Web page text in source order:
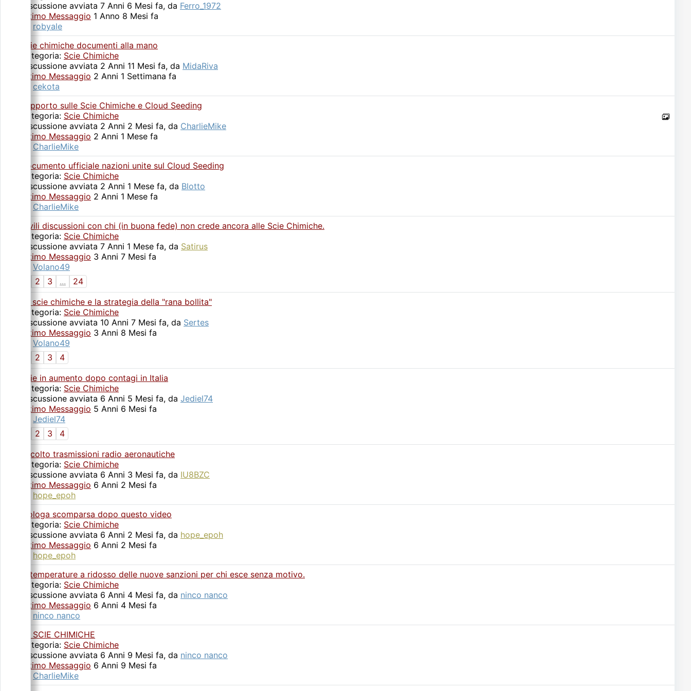
Discussione avviata 7 Anni 6 Mesi fa, da Ferro_1972
Ultimo Messaggio 1 Anno 8 Mesi fa
robyale
Scie chimiche documenti alla mano
Categoria: Scie Chimiche
Discussione avviata 2 Anni 11 Mesi fa, da MidaRiva
Ultimo Messaggio 2 Anni 1 Settimana fa
cekota
Rapporto sulle Scie Chimiche e Cloud Seeding
Categoria: Scie Chimiche
Discussione avviata 2 Anni 2 Mesi fa, da CharlieMike
Ultimo Messaggio 2 Anni 1 Mese fa
CharlieMike
Documento ufficiale nazioni unite sul Cloud Seeding
Categoria: Scie Chimiche
Discussione avviata 2 Anni 1 Mese fa, da Blotto
Ultimo Messaggio 2 Anni 1 Mese fa
CharlieMike
Civili discussioni con chi (in buona fede) non crede ancora alle Scie Chimiche.
Categoria: Scie Chimiche
Discussione avviata 7 Anni 1 Mese fa, da Satirus
Ultimo Messaggio 3 Anni 7 Mesi fa
Volano49
2 3 ...
24
Le scie chimiche e la strategia della "rana bollita"
Categoria: Scie Chimiche
Discussione avviata 10 Anni 7 Mesi fa, da Sertes
Ultimo Messaggio 3 Anni 8 Mesi fa
Volano49
2 3
4
Scie in aumento dopo contagi in Italia
Categoria: Scie Chimiche
Discussione avviata 6 Anni 5 Mesi fa, da Jediel74
Ultimo Messaggio 5 Anni 6 Mesi fa
Jediel74
2 3
4
Ascolto trasmissioni radio aeronautiche
Categoria: Scie Chimiche
Discussione avviata 6 Anni 3 Mesi fa, da IU8BZC
Ultimo Messaggio 6 Anni 2 Mesi fa
hope_epoh
Biologa scomparsa dopo questo video
Categoria: Scie Chimiche
Discussione avviata 6 Anni 2 Mesi fa, da hope_epoh
Ultimo Messaggio 6 Anni 2 Mesi fa
hope_epoh
le temperature a ridosso delle nuove sanzioni per chi esce senza motivo.
Categoria: Scie Chimiche
Discussione avviata 6 Anni 4 Mesi fa, da ninco nanco
Ultimo Messaggio 6 Anni 4 Mesi fa
ninco nanco
LE SCIE CHIMICHE
Categoria: Scie Chimiche
Discussione avviata 6 Anni 9 Mesi fa, da ninco nanco
Ultimo Messaggio 6 Anni 9 Mesi fa
CharlieMike